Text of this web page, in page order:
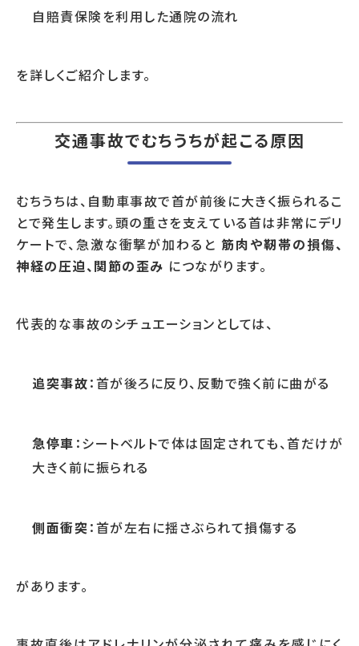
自賠責保険を利用した通院の流れ
を詳しくご紹介します。
交通事故でむちうちが起こる原因
むちうちは、自動車事故で首が前後に大きく振られるこ
とで発生します。頭の重さを支えている首は非常にデリ
ケートで、急激な衝撃が加わると 筋肉や靭帯の損傷、
神経の圧迫、関節の歪み につながります。
代表的な事故のシチュエーションとしては、
追突事故：首が後ろに反り、反動で強く前に曲がる
急停車 ：シートベルトで体は固定されても、首だけが
大きく前に振られる
側面衝突：首が左右に揺さぶられて損傷する
があります。